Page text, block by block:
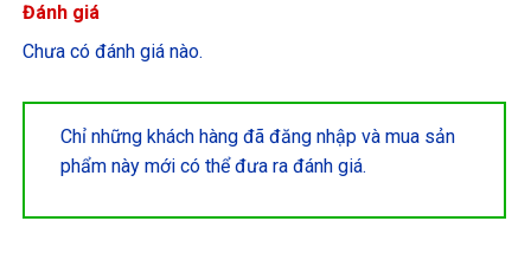
Đánh giá
Chưa có đánh giá nào.
Chỉ những khách hàng đã đăng nhập và mua sản
phẩm này mới có thể đưa ra đánh giá.